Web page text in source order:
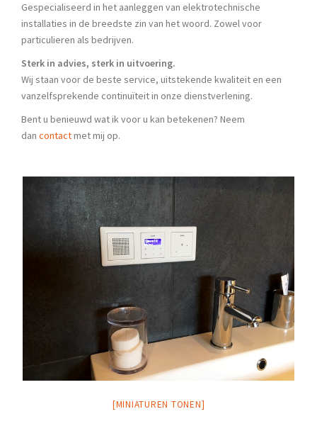
Gespecialiseerd in het aanleggen van elektrotechnische
installaties in de breedste zin van het woord. Zowel voor
particulieren als bedrijven.
Sterk in advies, sterk in uitvoering.
Wij staan voor de beste service, uitstekende kwaliteit en een
vanzelfsprekende continuïteit in onze dienstverlening.
Bent u benieuwd wat ik voor u kan betekenen? Neem
dan contactmet mij op.
[MINIATUREN TONEN]